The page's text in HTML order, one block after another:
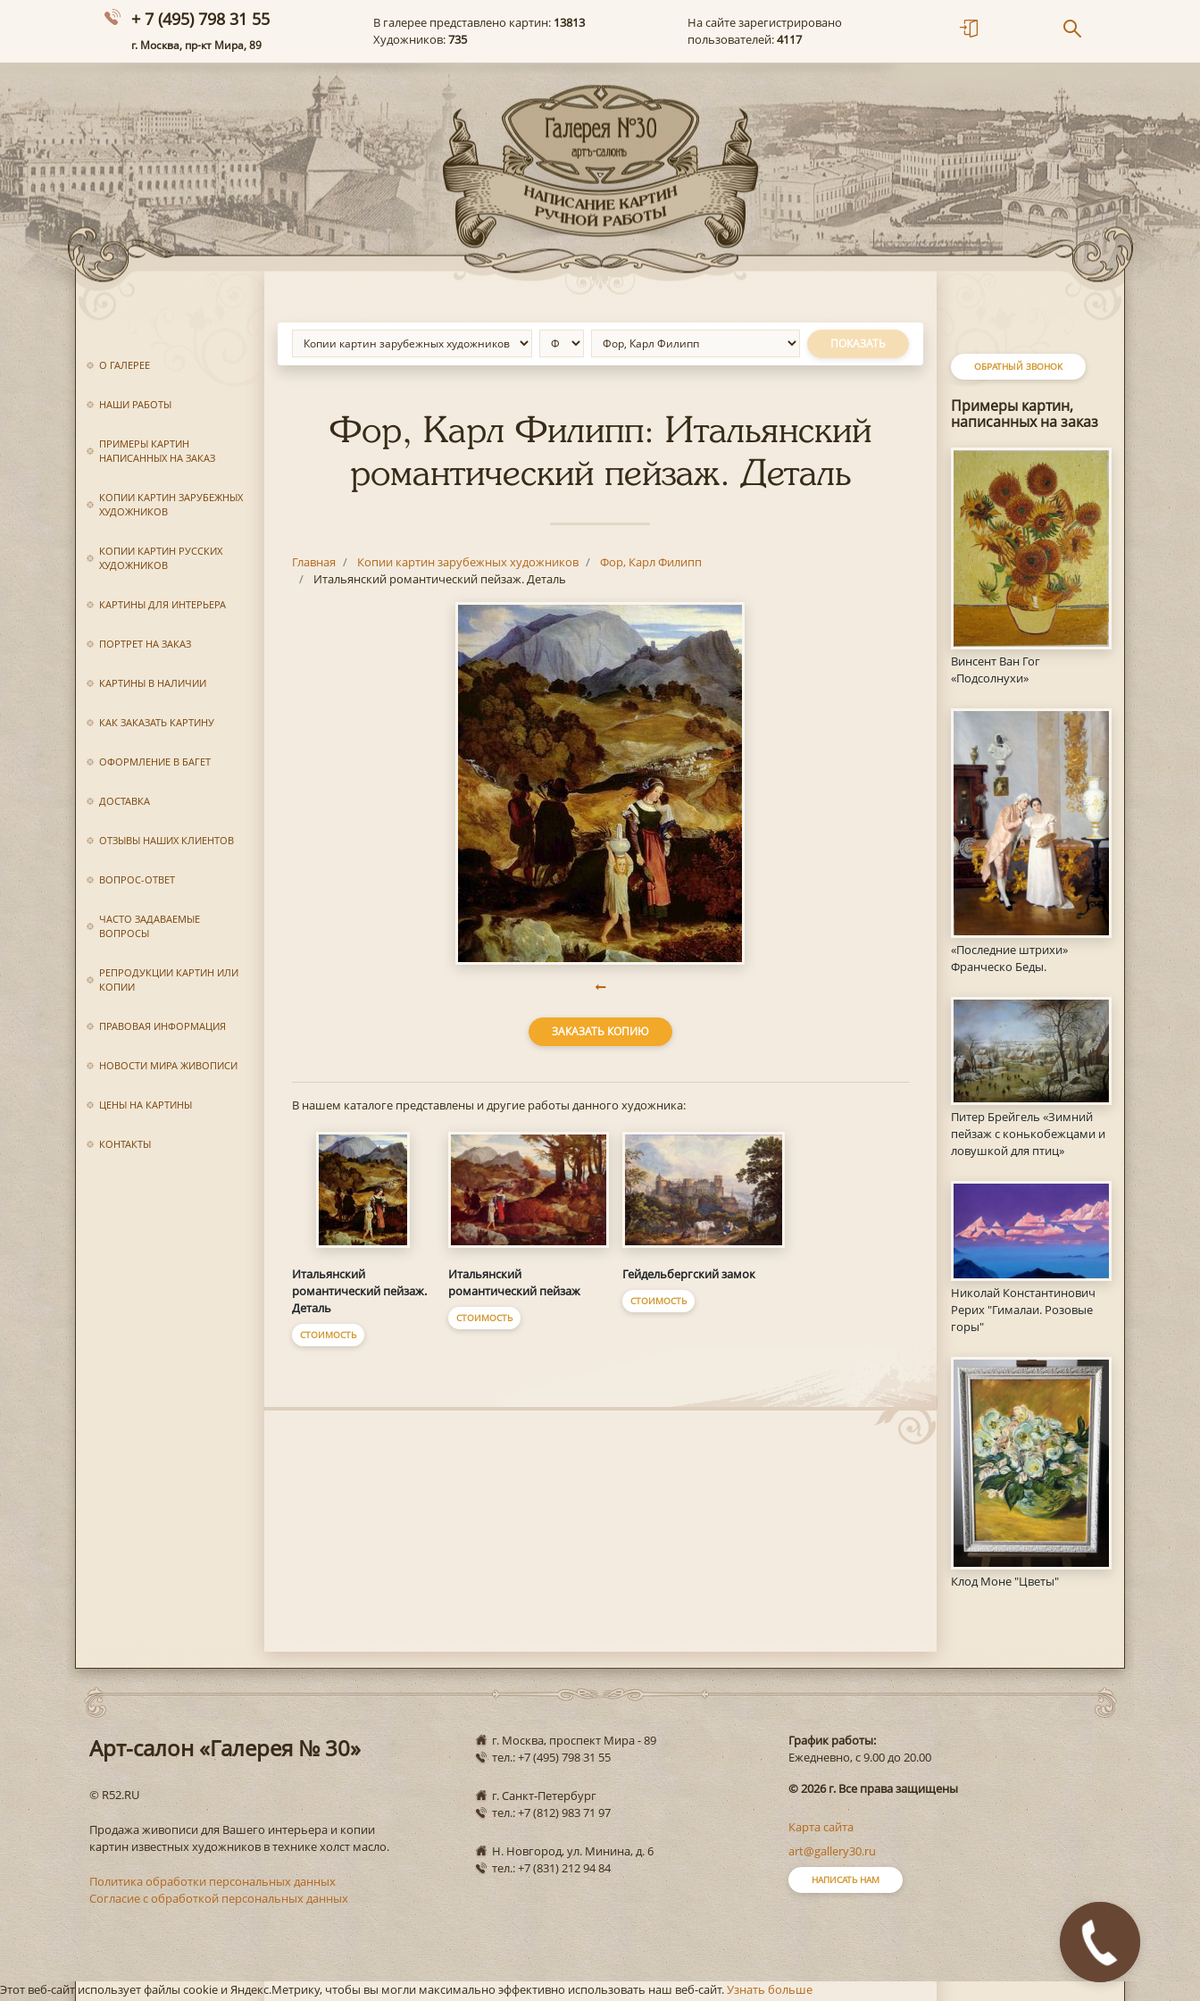
+ 7 (495) 798 31 55
г. Москва, пр-кт Мира, 89
В галерее представлено картин: 13813
Художников:735
На сайте зарегистрировано
пользователей:4117
О ГАЛЕРЕЕ
НАШИ РАБОТЫ
ПРИМЕРЫ КАРТИН
НАПИСАННЫХ НА ЗАКАЗ
КОПИИ КАРТИН ЗАРУБЕЖНЫХ
ХУДОЖНИКОВ
КОПИИ КАРТИН РУССКИХ
ХУДОЖНИКОВ
КАРТИНЫ ДЛЯ ИНТЕРЬЕРА
ПОРТРЕТ НА ЗАКАЗ
КАРТИНЫ В НАЛИЧИИ
КАК ЗАКАЗАТЬ КАРТИНУ
ОФОРМЛЕНИЕ В БАГЕТ
ДОСТАВКА
ОТЗЫВЫ НАШИХ КЛИЕНТОВ
ВОПРОС-ОТВЕТ
ЧАСТО ЗАДАВАЕМЫЕ
ВОПРОСЫ
РЕПРОДУКЦИИ КАРТИН ИЛИ
КОПИИ
ПРАВОВАЯ ИНФОРМАЦИЯ
НОВОСТИ МИРА ЖИВОПИСИ
ЦЕНЫ НА КАРТИНЫ
КОНТАКТЫ
ОБРАТНЫЙ ЗВОНОК
Примеры картин,
написанных на заказ
Винсент Ван Гог
«Подсолнухи»
«Последние штрихи»
Франческо Беды.
Питер Брейгель «Зимний
пейзаж с конькобежцами и
ловушкой для птиц»
Николай Константинович
Рерих "Гималаи. Розовые
горы"
Клод Моне "Цветы"
ПОКАЗАТЬ
Фор, Карл Филипп: Итальянский
романтический пейзаж. Деталь
Главная Копии картин зарубежных художников
Фор, Карл Филипп
Итальянский романтический пейзаж. Деталь
ЗАКАЗАТЬ КОПИЮ
В нашем каталоге представлены и другие работы данного художника:
Итальянский
романтический пейзаж.
Деталь
СТОИМОСТЬ
Итальянский
романтический пейзаж
СТОИМОСТЬ
Гейдельбергский замок
СТОИМОСТЬ
Арт-салон «Галерея № 30»
© R52.RU
Продажа живописи для Вашего интерьера и копии
картин известных художников в технике холст масло.
Политика обработки персональных данных
Согласие с обработкой персональных данных
г. Москва, проспект Мира - 89
тел.: +7 (495) 798 31 55
г. Санкт-Петербург
тел.: +7 (812) 983 71 97
Н. Новгород, ул. Минина, д. 6
тел.: +7 (831) 212 94 84
График работы:
Ежедневно, с 9.00 до 20.00
© 2026 г. Все права защищены
Карта сайта
art@gallery30.ru
НАПИСАТЬ НАМ
Этот веб-сайт использует файлы cookie и Яндекс.Метрику, чтобы вы могли максимально эффективно использовать наш веб-сайт.Узнать больше